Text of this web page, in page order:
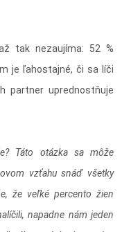
tak nezaujíma: 52 %
je ľahostajné, či sa líči
partner uprednostňuje
Táto otázka sa môže
vzťahu snáď všetky
že veľké percento žien
napadne nám jeden